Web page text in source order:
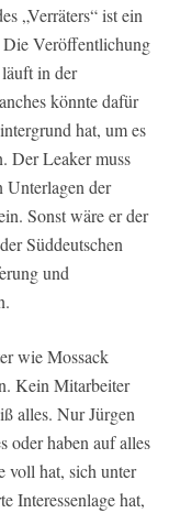
„Verräters“ ist ein
Die Veröffentlichung
in der
könnte dafür
hat, um es
Der Leaker muss
Unterlagen der
Sonst wäre er der
Süddeutschen
und
wie Mossack
Kein Mitarbeiter
alles. Nur Jürgen
oder haben auf alles
voll hat, sich unter
Interessenlage hat,